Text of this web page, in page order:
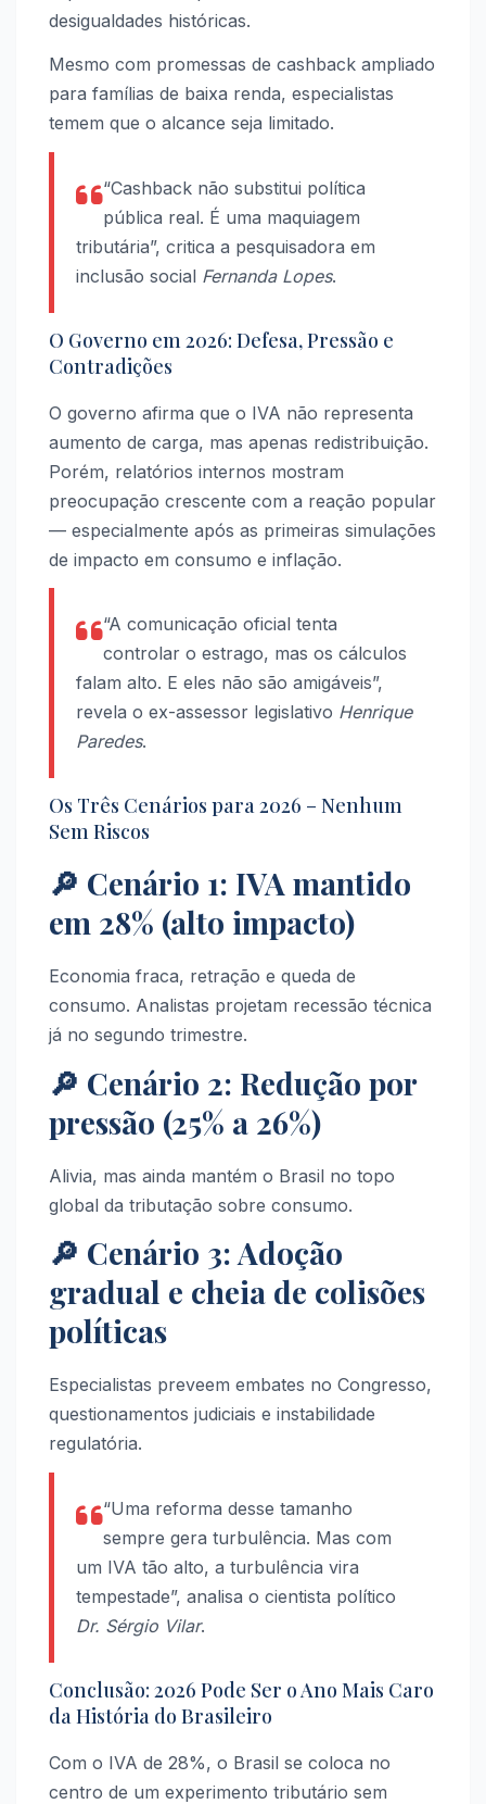
desigualdades históricas.
Mesmo com promessas de cashback ampliado
para famílias de baixa renda, especialistas
temem que o alcance seja limitado.
“Cashback não substitui política
pública real. É uma maquiagem
tributária”, critica a pesquisadora em
inclusão social Fernanda Lopes.
O Governo em 2026: Defesa, Pressão e
Contradições
O governo afirma que o IVA não representa
aumento de carga, mas apenas redistribuição.
Porém, relatórios internos mostram
preocupação crescente com a reação popular
— especialmente após as primeiras simulações
de impacto em consumo e inflação.
“A comunicação oficial tenta
controlar o estrago, mas os cálculos
falam alto. E eles não são amigáveis”,
revela o ex-assessor legislativo Henrique
Paredes.
Os Três Cenários para 2026 – Nenhum
Sem Riscos
🔎 Cenário 1: IVA mantido
em 28% (alto impacto)
Economia fraca, retração e queda de
consumo. Analistas projetam recessão técnica
já no segundo trimestre.
🔎 Cenário 2: Redução por
pressão (25% a 26%)
Alivia, mas ainda mantém o Brasil no topo
global da tributação sobre consumo.
🔎 Cenário 3: Adoção
gradual e cheia de colisões
políticas
Especialistas preveem embates no Congresso,
questionamentos judiciais e instabilidade
regulatória.
“Uma reforma desse tamanho
sempre gera turbulência. Mas com
um IVA tão alto, a turbulência vira
tempestade”, analisa o cientista político
Dr. Sérgio Vilar.
Conclusão: 2026 Pode Ser o Ano Mais Caro
da História do Brasileiro
Com o IVA de 28%, o Brasil se coloca no
centro de um experimento tributário sem